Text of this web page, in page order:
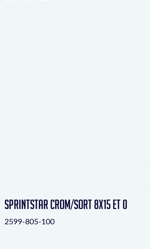
Sprintstar crom/sort 8x15 ET 0
2599-805-100